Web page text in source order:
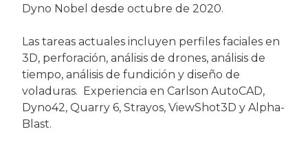
Dyno Nobel desde octubre de 2020.
Las tareas actuales incluyen perfiles faciales en
3D, perforación, análisis de drones, análisis de
tiempo, análisis de fundición y diseño de
voladuras. Experiencia en Carlson AutoCAD,
Dyno42, Quarry 6, Strayos, ViewShot3D y Alpha-
Blast.